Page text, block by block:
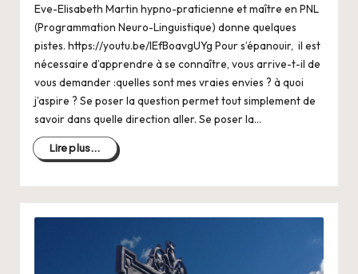
Eve-Elisabeth Martin hypno-praticienne et maître en PNL
(Programmation Neuro-Linguistique) donne quelques
pistes. https://youtu.be/lEfBoavgUYg Pour s’épanouir, il est
nécessaire d’apprendre à se connaître, vous arrive-t-il de
vous demander :quelles sont mes vraies envies ? à quoi
j’aspire ? Se poser la question permet tout simplement de
savoir dans quelle direction aller. Se poser la…
Lire plus...